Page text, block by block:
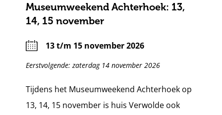
Museumweekend Achterhoek: 13,
14, 15 november
13 t/m 15 november 2026
Eerstvolgende: zaterdag 14 november 2026
Tijdens het Museumweekend Achterhoek op
13, 14, 15 november is huis Verwolde ook